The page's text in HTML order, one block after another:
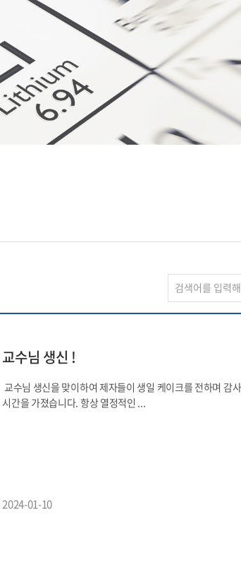
교수님 생신 !
교수님 생신을 맞이하여 제자들이 생일 케이크를 전하며 감
시간을 가졌습니다. 항상 열정적인 ...
2024-01-10